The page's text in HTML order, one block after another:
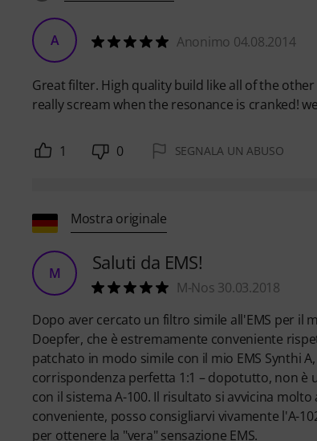
A Anonimo 04.08.2014
Great filter. High quality build like all of the
really scream when the resonance is cranked!
1 0 SEGNALA UN ABUSO
Mostra originale
M Saluti da EMS!
M-Nos 30.03.2018
Dopo aver cercato un filtro simile all'EMS per il
Doepfer, che è estremamente conveniente
patchato in modo simile con il mio EMS Synthi
corrispondenza perfetta 1:1 – dopotutto, non è
con il sistema A-100. Il risultato si avvicina
conveniente, posso consigliarvi vivamente l'A-
per ottenere la "vera" sensazione EMS.